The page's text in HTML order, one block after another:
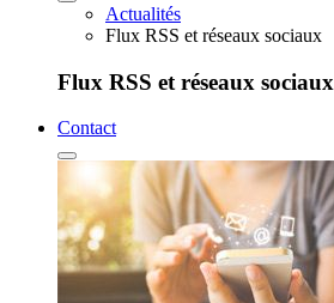
Actualités
Flux RSS et réseaux sociaux
Flux RSS et réseaux sociaux
Contact